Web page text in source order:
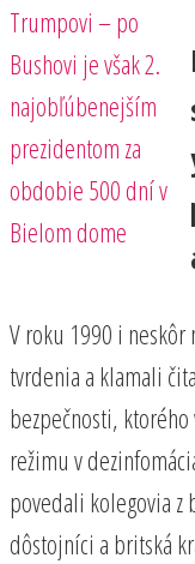
článku
Trumpovi – po
Bushovi je však 2.
najobľúbenejším
prezidentom za
obdobie 500 dní v
Bielom dome
V roku 1990 i
tvrdenia a klamali
bezpečnosti,
režimu v
povedali kolegovia z
dôstojníci a britská